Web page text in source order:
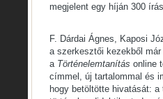
megjelent egy híján 300
F. Dárdai Ágnes, Kaposi
a szerkesztői kezekből
a Történelemtanítás online
címmel, új tartalommal és
hogy betöltötte hivatását: